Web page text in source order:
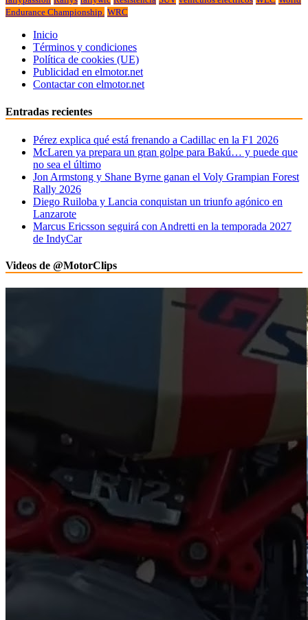
Endurance Championship. WRC
Inicio
Términos y condiciones
Política de cookies (UE)
Publicidad en elmotor.net
Contactar con elmotor.net
Entradas recientes
Pérez explica qué está frenando a Cadillac en la F1 2026
McLaren ya prepara un gran golpe para Bakú… y puede que
no sea el último
Jon Armstong y Shane Byrne ganan el Voly Grampian Forest
Rally 2026
Diego Ruiloba y Lancia conquistan un triunfo agónico en
Lanzarote
Marcus Ericsson seguirá con Andretti en la temporada 2027
de IndyCar
Videos de @MotorClips